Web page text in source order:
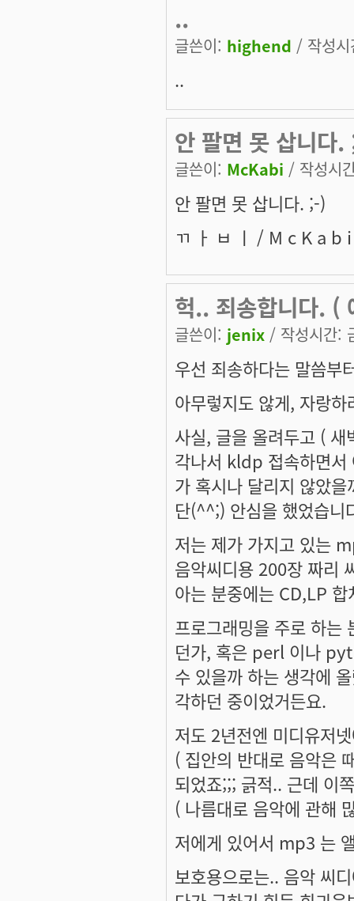
..
글쓴이: highend / 작성
..
안 팔면 못 삽니다
글쓴이: McKabi / 작성시
안 팔면 못 삽니다. ;-)
ㄲ ㅏ ㅂ ㅣ / M c K a
헉.. 죄송합니다. (
글쓴이: jenix / 작성시간:
우선 죄송하다는 말씀부
아무렇지도 않게, 자랑
사실, 글을 올려두고 (
각나서 kldp 접속하면서
가 혹시나 달리지 않았
단(^^;) 안심을 했었습니
저는 제가 가지고 있는
음악씨디용 200장 짜리
아는 분중에는 CD,LP
프로그래밍을 주로 하는
던가, 혹은 perl 이나
수 있을까 하는 생각에
각하던 중이었거든요.
저도 2년전엔 미디유저
( 집안의 반대로 음악은
되었죠;;; 긁적.. 근데 이
( 나름대로 음악에 관해
저에게 있어서 mp3 는
보호용으로는.. 음악 씨